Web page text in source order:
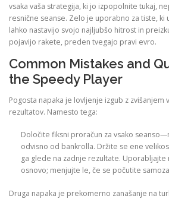
vsaka vaša strategija, ki jo izpopolnite tukaj,
resnične seanse. Zelo je uporabno za tiste,
lahko nastavijo svojo najljubšo hitrost in
pojavijo rakete, preden tvegajo pravi evro.
Common Mistakes and
the Speedy Player
Pogosta napaka je lovljenje izgub z zvišanjem
rezultatov. Namesto tega:
Določite fiksni proračun za vsako
odvisno od bankrolla. Držite se ene
ga glede na zadnje rezultate. Uporabljajte
osnovo; menjujte le, če se počutite
Druga napaka je prekomerno zanašanje na